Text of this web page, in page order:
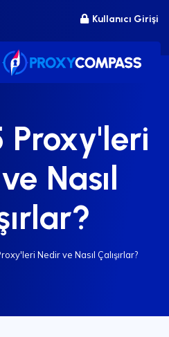
Kullanıcı Girişi
Proxy'leri
Nasıl
Nedir ve Nasıl Çalışırlar?